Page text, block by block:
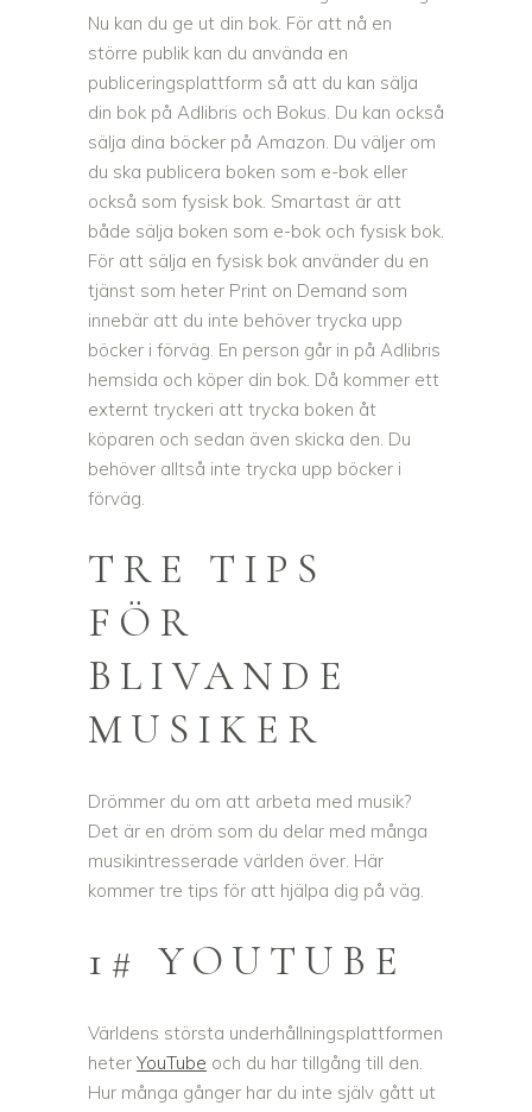
Nu kan du ge ut din bok. För att nå en
större publik kan du använda en
publiceringsplattform så att du kan sälja
din bok på Adlibris och Bokus. Du kan också
sälja dina böcker på Amazon. Du väljer om
du ska publicera boken som e-bok eller
också som fysisk bok. Smartast är att
både sälja boken som e-bok och fysisk bok.
För att sälja en fysisk bok använder du en
tjänst som heter Print on Demand som
innebär att du inte behöver trycka upp
böcker i förväg. En person går in på Adlibris
hemsida och köper din bok. Då kommer ett
externt tryckeri att trycka boken åt
köparen och sedan även skicka den. Du
behöver alltså inte trycka upp böcker i
förväg.
TRE TIPS
FÖR
BLIVANDE
MUSIKER
Drömmer du om att arbeta med musik?
Det är en dröm som du delar med många
musikintresserade världen över. Här
kommer tre tips för att hjälpa dig på väg.
1# YOUTUBE
Världens största underhållningsplattformen
heter YouTube och du har tillgång till den.
Hur många gånger har du inte själv gått ut